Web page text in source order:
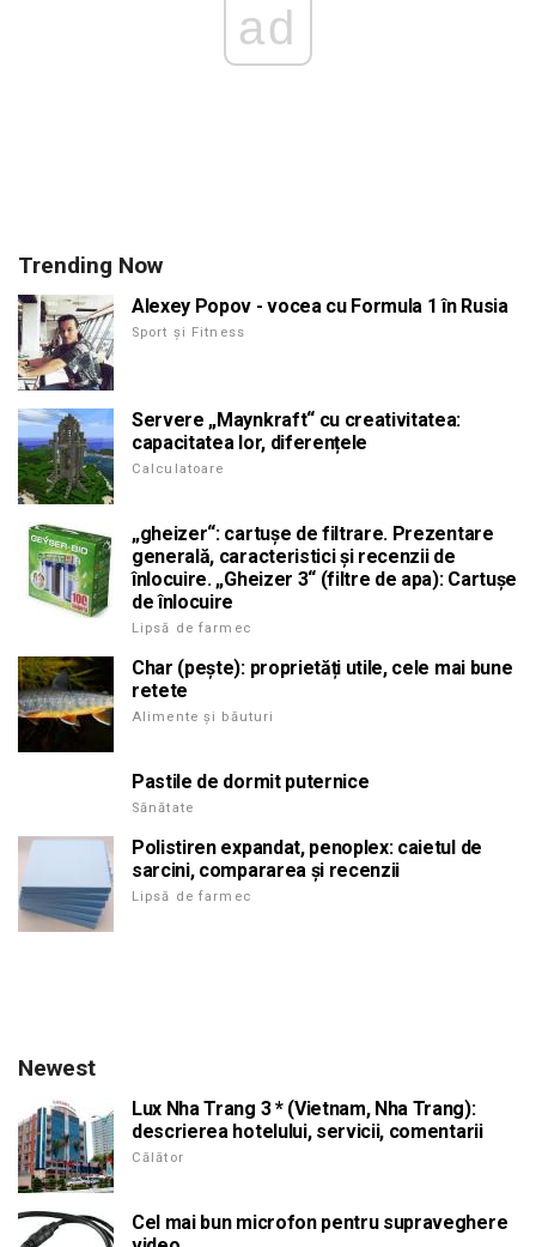
ad
Trending Now
Alexey Popov - vocea cu Formula 1 în Rusia
Sport și Fitness
Servere „Maynkraft“ cu creativitatea:
capacitatea lor, diferențele
Calculatoare
„gheizer“: cartușe de filtrare. Prezentare
generală, caracteristici și recenzii de
înlocuire. „Gheizer 3“ (filtre de apa): Cartușe
de înlocuire
Lipsă de farmec
Char (pește): proprietăți utile, cele mai bune
retete
Alimente și băuturi
Pastile de dormit puternice
Sănătate
Polistiren expandat, penoplex: caietul de
sarcini, compararea și recenzii
Lipsă de farmec
Newest
Lux Nha Trang 3 * (Vietnam, Nha Trang):
descrierea hotelului, servicii, comentarii
Călător
Cel mai bun microfon pentru supraveghere